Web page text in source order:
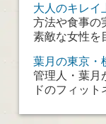
大人のキレイ
方法や食事の
素敵な女性を
葉月の東京・
管理人・葉月
ドのフィット